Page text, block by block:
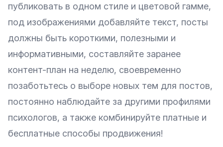
публиковать в одном стиле и цветовой гамме,
под изображениями добавляйте текст, посты
должны быть короткими, полезными и
информативными, составляйте заранее
контент-план на неделю, своевременно
позаботьтесь о выборе новых тем для постов,
постоянно наблюдайте за другими профилями
психологов, а также комбинируйте платные и
бесплатные способы продвижения!